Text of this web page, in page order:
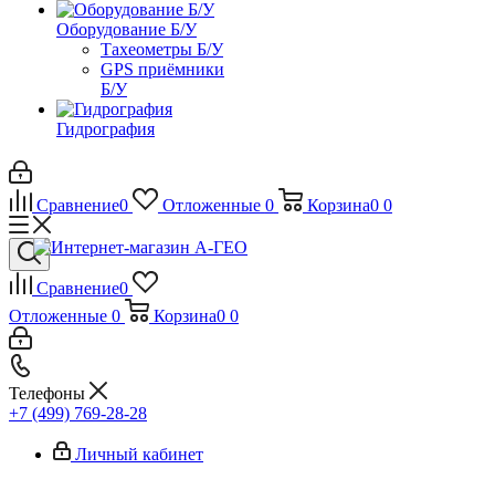
Оборудование Б/У
Тахеометры Б/У
GPS приёмники
Б/У
Гидрография
Сравнение0 Отложенные 0 Корзина0 0
Сравнение0
Отложенные 0 Корзина0 0
Телефоны
+7 (499) 769-28-28
Личный кабинет